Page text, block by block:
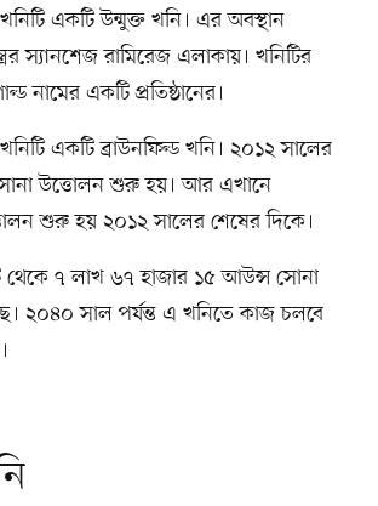
একটি উন্মুক্ত খনি। এর অবস্থান
স্যানশেজ রামিরেজ এলাকায়। খনিটির
নামের একটি প্রতিষ্ঠানের।
একটি ব্রাউনফিল্ড খনি। ২০১২ সালের
উত্তোলন শুরু হয়। আর এখানে
শুরু হয় ২০১২ সালের শেষের দিকে।
থেকে ৭ লাখ ৬৭ হাজার ১৫ আউন্স সোনা
২০৪০ সাল পর্যন্ত এ খনিতে কাজ চলবে